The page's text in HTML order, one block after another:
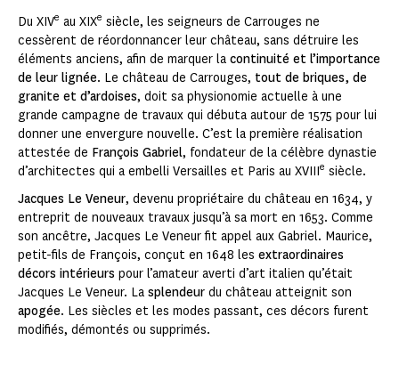
Du XIVe au XIXe siècle, les seigneurs de Carrouges ne
cessèrent de réordonnancer leur château, sans détruire les
éléments anciens, afin de marquer la continuité et l’importance
de leur lignée. Le château de Carrouges, tout de briques, de
granite et d’ardoises, doit sa physionomie actuelle à une
grande campagne de travaux qui débuta autour de 1575 pour lui
donner une envergure nouvelle. C’est la première réalisation
attestée de François Gabriel, fondateur de la célèbre dynastie
d’architectes qui a embelli Versailles et Paris au XVIIIe siècle.
Jacques Le Veneur, devenu propriétaire du château en 1634, y
entreprit de nouveaux travaux jusqu’à sa mort en 1653. Comme
son ancêtre, Jacques Le Veneur fit appel aux Gabriel. Maurice,
petit-fils de François, conçut en 1648 les extraordinaires
décors intérieurs pour l’amateur averti d’art italien qu’était
Jacques Le Veneur. La splendeur du château atteignit son
apogée. Les siècles et les modes passant, ces décors furent
modifiés, démontés ou supprimés.